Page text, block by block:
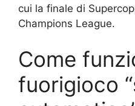
cui la finale di
Champions League.
Come
fuorigioco